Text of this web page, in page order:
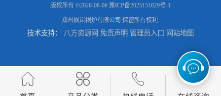
燃气真空锅炉厂商 电锅炉采暖炉厂家
版权所有 ©2026-08-06 豫ICP备2025151629号-1
郑州枫岚锅炉有限公司 保留所有权利.
技术支持： 八方资源网 免责声明 管理员入口 网站地图